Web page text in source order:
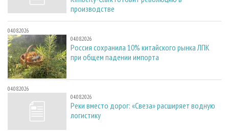
производстве
04.08.2026
04.08.2026
Россия сохранила 10% китайского рынка ЛПК
при общем падении импорта
04.08.2026
04.08.2026
Реки вместо дорог: «Свеза» расширяет водную
логистику